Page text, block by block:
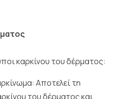
καρκίνου του δέρματος:
Αποτελεί τη
του δέρματος και